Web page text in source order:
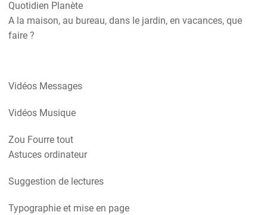
Quotidien Planète
A la maison, au bureau, dans le jardin, en vacances, que
faire ?
Vidéos Messages
Vidéos Musique
Zou Fourre tout
Astuces ordinateur
Suggestion de lectures
Typographie et mise en page